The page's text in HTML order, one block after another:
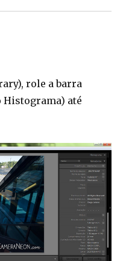
role a barra
até